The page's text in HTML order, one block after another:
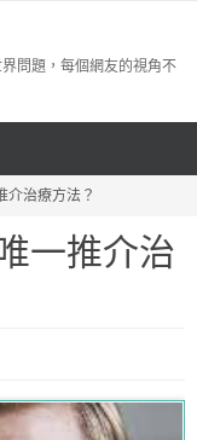
問題，每個網友的視角不
介治療方法？
一推介治